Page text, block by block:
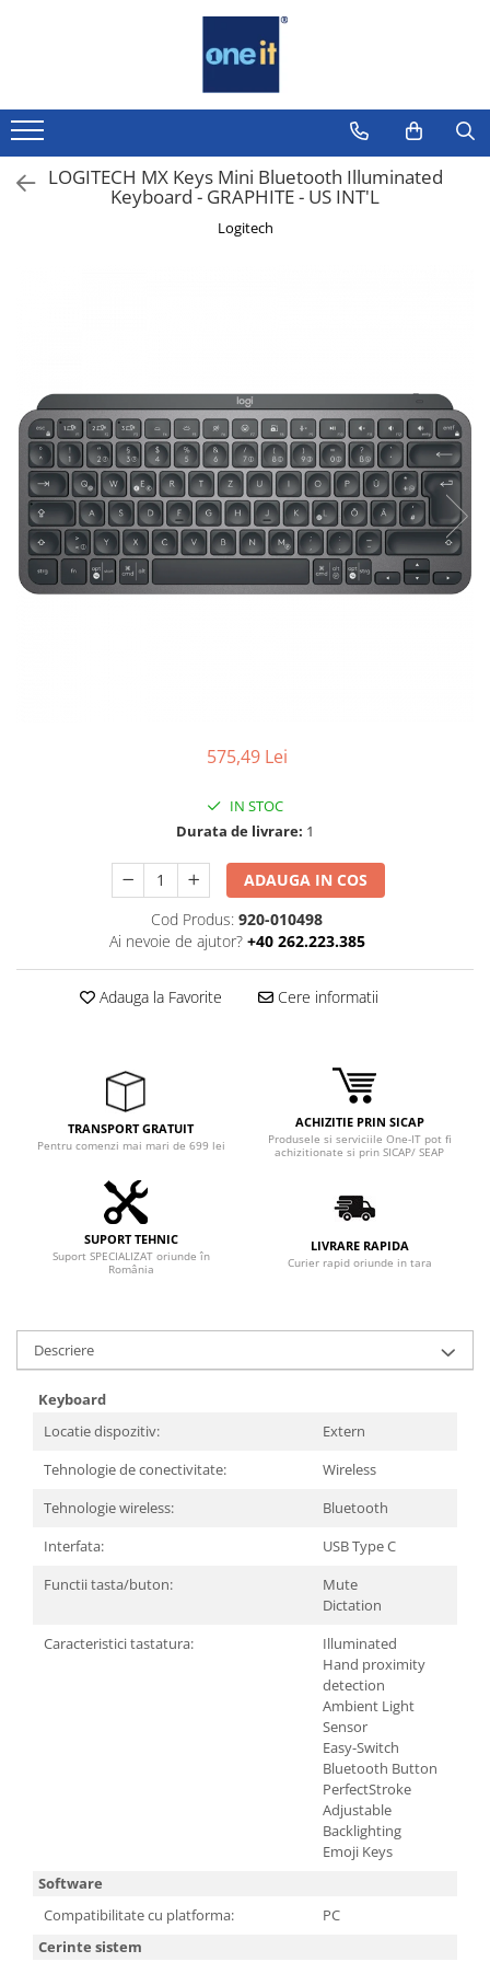
Laptop, Tablete & Telefoane
Laptop / Notebook
Notebook Consumer
Smart Watch
Apple AirTag
Inele Smart
Ochelari Smart
Smartphone IPhone
Sisteme PC & Periferice
Microfoane & Casti Gaming
Adaptoare
Tastaturi
Componente PC
Placi de Baza
Memorii
SSD
Hard Disc-uri
Carcase
Surse
Cooler
Componente Server
TV, Multimedia & Electronice
LOGITECH MX Keys Mini Bluetooth Illuminated
Keyboard - GRAPHITE - US INT'L
Logitech
575,49 Lei
IN STOC
Durata de livrare: 1
ADAUGA IN COS
Cod Produs: 920-010498
Ai nevoie de ajutor? +40 262.223.385
Adauga la Favorite Cere informatii
TRANSPORT GRATUIT
Pentru comenzi mai mari de 699 lei
ACHIZITIE PRIN SICAP
Produsele si serviciile One-IT pot fi
achizitionate si prin SICAP/ SEAP
SUPORT TEHNIC
Suport SPECIALIZAT oriunde în
România
LIVRARE RAPIDA
Curier rapid oriunde in tara
Descriere
Keyboard
Locatie dispozitiv:
Extern
Tehnologie de conectivitate:
Wireless
Tehnologie wireless:
Bluetooth
Interfata:
USB Type C
Functii tasta/buton:
Mute
Dictation
Caracteristici tastatura:
Illuminated
Hand proximity
detection
Ambient Light
Sensor
Easy-Switch
Bluetooth Button
PerfectStroke
Adjustable
Backlighting
Emoji Keys
Software
Compatibilitate cu platforma:
PC
Cerinte sistem